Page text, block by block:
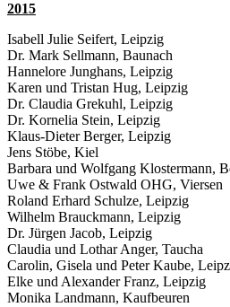
2015
Isabell Julie Seifert, Leipzig
Dr. Mark Sellmann, Baunach
Hannelore Junghans, Leipzig
Karen und Tristan Hug, Leipzig
Dr. Claudia Grekuhl, Leipzig
Dr. Kornelia Stein, Leipzig
Klaus-Dieter Berger, Leipzig
Jens Stöbe, Kiel
Barbara und Wolfgang Klostermann,
Uwe & Frank Ostwald OHG, Viersen
Roland Erhard Schulze, Leipzig
Wilhelm Brauckmann, Leipzig
Dr. Jürgen Jacob, Leipzig
Claudia und Lothar Anger, Taucha
Carolin, Gisela und Peter Kaube,
Elke und Alexander Franz, Leipzig
Monika Landmann, Kaufbeuren